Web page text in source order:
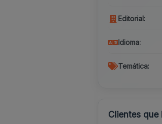
Editorial:
Idioma:
Temática:
Clientes que